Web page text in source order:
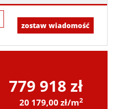
zostaw wiadomość
779 918 zł
20 179,00 zł/m2